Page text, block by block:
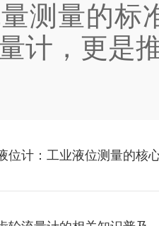
测量的
计，更是
位计：工业液位测量的核